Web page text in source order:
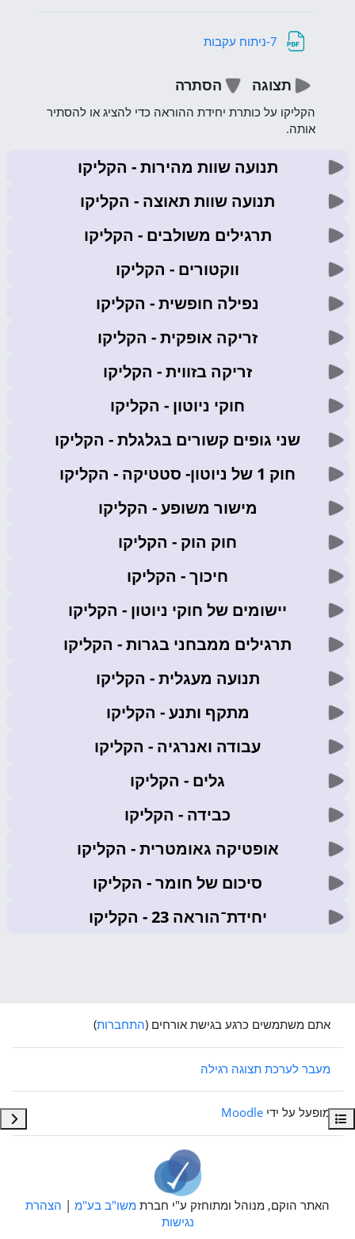
תצוגת רשימת הנושאים בקורס
7-ניתוח עקבות
תצוגה הסתרה
הקליקו על כותרת יחידת ההוראה כדי להציג או להסתיר
אותה.
תנועה שוות מהירות- הקליקו
תנועה שוות תאוצה - הקליקו
תרגילים משולבים - הקליקו
ווקטורים - הקליקו
נפילה חופשית- הקליקו
זריקה אופקית- הקליקו
זריקה בזווית- הקליקו
חוקי ניוטון - הקליקו
שני גופים קשורים בגלגלת- הקליקו
חוק 1 של ניוטון- סטטיקה
- הקליקו
מישור משופע- הקליקו
חוק הוק - הקליקו
חיכוך- הקליקו
יישומים של חוקי ניוטון - הקליקו
תרגילים ממבחני בגרות- הקליקו
תנועה מעגלית- הקליקו
מתקף ותנע- הקליקו
עבודה ואנרגיה - הקליקו
גלים - הקליקו
כבידה - הקליקו
אופטיקה גאומטרית- הקליקו
סיכום של חומר- הקליקו
יחידת־הוראה 23
- הקליקו
אתם משתמשים כרגע בגישת אורחים (התחברות)
מעבר לערכת תצוגה רגילה
מופעל על ידי Moodle
האתר הוקם, מנוהל ומתוחזק ע"י חברת משו"ב בע"מ | הצהרת
נגישות